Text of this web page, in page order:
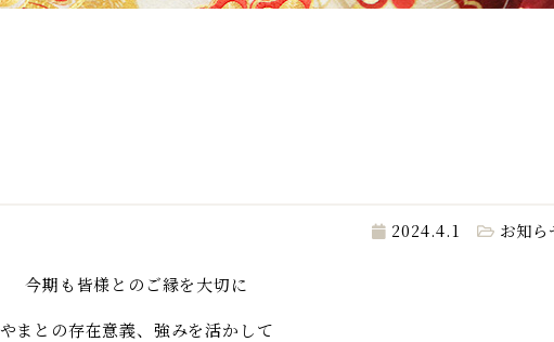
2024.4.1 お知ら
今期も皆様とのご縁を大切に
やまとの存在意義、強みを活かして